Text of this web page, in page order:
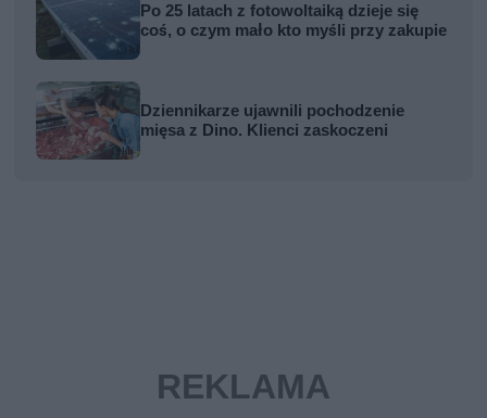
Po 25 latach z fotowoltaiką dzieje się
coś, o czym mało kto myśli przy zakupie
Dziennikarze ujawnili pochodzenie
mięsa z Dino. Klienci zaskoczeni